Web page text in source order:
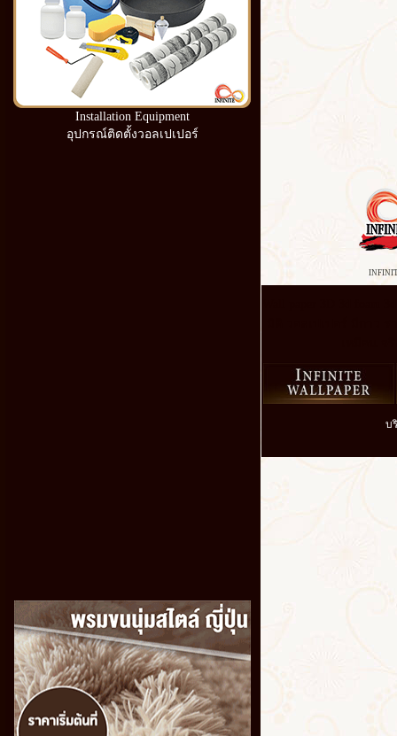
Installation Equipment
อุปกรณ์ติดตั้งวอลเปเปอร์
บ